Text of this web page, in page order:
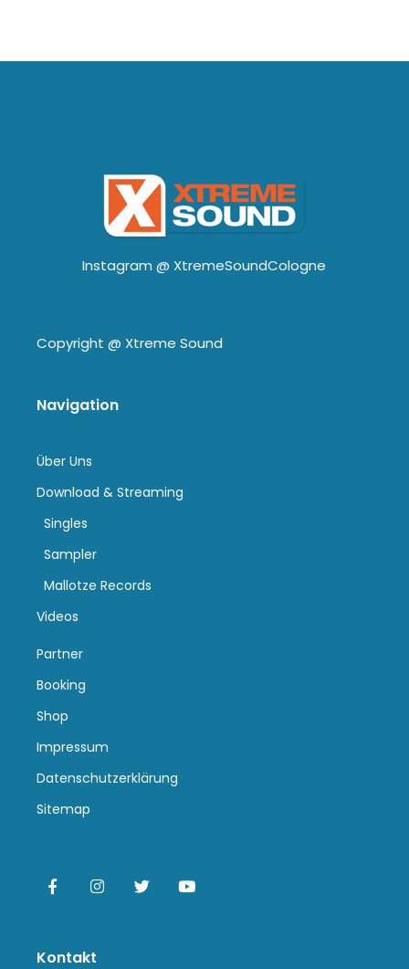
Instagram @ XtremeSoundCologne
Copyright @ Xtreme Sound
Navigation
Über Uns
Download & Streaming
Singles
Sampler
Mallotze Records
Videos
Partner
Booking
Shop
Impressum
Datenschutzerklärung
Sitemap
Kontakt